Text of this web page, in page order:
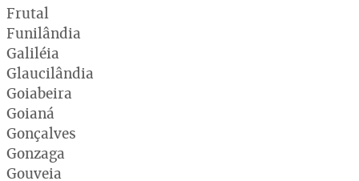
Frutal
Funilândia
Galiléia
Glaucilândia
Goiabeira
Goianá
Gonçalves
Gonzaga
Gouveia